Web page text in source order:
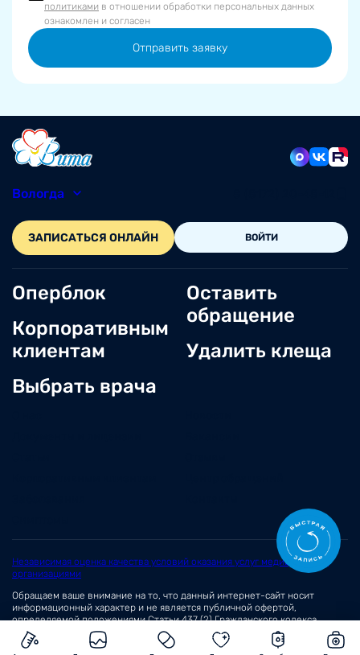
политиками в отношении обработки персональных данных
ознакомлен и согласен
Отправить заявку
Вологда
ЗАПИСАТЬСЯ ОНЛАЙН ВОЙТИ
Оперблок
Корпоративным
клиентам
Выбрать врача
Оставить
обращение
Удалить клеща
Независимая оценка качества условий оказания услуг медицинскими
организациями
Обращаем ваше внимание на то, что данный интернет-сайт носит
информационный характер и не является публичной офертой,
определяемой положениямиСтатьи 437 (2)Гражданского кодекса
Российской Федерации.